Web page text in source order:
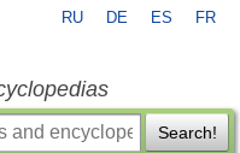
RU DE ES FR
Search!